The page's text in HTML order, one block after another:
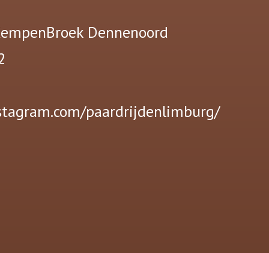
Dennenoord
paardrijdenlimburg/